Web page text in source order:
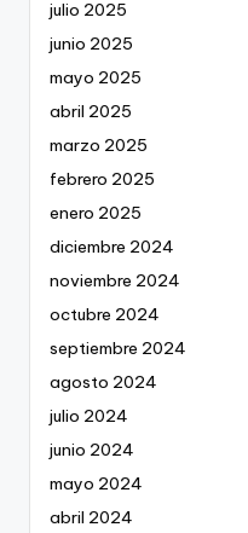
julio 2025
junio 2025
mayo 2025
abril 2025
marzo 2025
febrero 2025
enero 2025
diciembre 2024
noviembre 2024
octubre 2024
septiembre 2024
agosto 2024
julio 2024
junio 2024
mayo 2024
abril 2024